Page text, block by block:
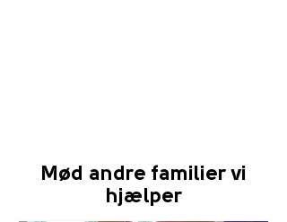
Mød andre familier vi
hjælper